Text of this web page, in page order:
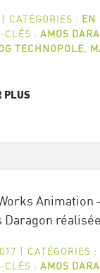
| CATÉGORIES : EN
CLÉS : AMOS
TECHNOPOLE,
PLUS
Animation
| CATÉGORIES :
CLÉS : AMOS